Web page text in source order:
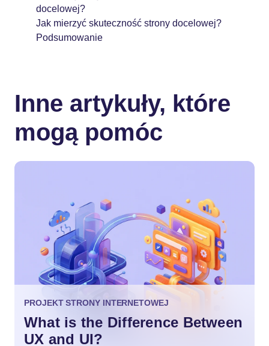
docelowej?
Jak mierzyć skuteczność strony docelowej?
Podsumowanie
Inne artykuły, które
mogą pomóc
PROJEKT STRONY INTERNETOWEJ
What is the Difference Between
UX and UI?